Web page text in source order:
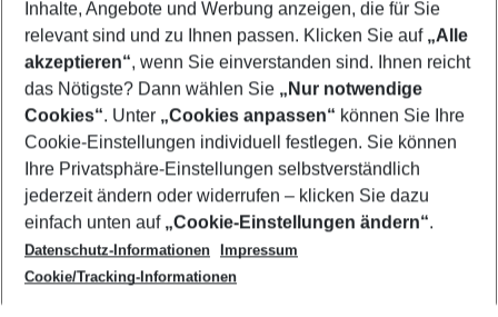
Footer
Footer navigation
Über uns
AGB
Cookie-Einstellungen ändern
Cookie-Richtlinie
Datenschutz
Service & Hilfe
Barrierefreies Reisen
Check-in
Folgen Sie uns
Inhalte, Angebote und Werbung anzeigen, die für Sie
relevant sind und zu Ihnen passen. Klicken Sie auf „Alle
akzeptieren“, wenn Sie einverstanden sind. Ihnen reicht
das Nötigste? Dann wählen Sie „Nur notwendige
Cookies“. Unter „Cookies anpassen“ können Sie Ihre
Cookie-Einstellungen individuell festlegen. Sie können
Ihre Privatsphäre-Einstellungen selbstverständlich
jederzeit ändern oder widerrufen – klicken Sie dazu
einfach unten auf „Cookie-Einstellungen ändern“.
Datenschutz-Informationen
Impressum
Cookie/Tracking-Informationen